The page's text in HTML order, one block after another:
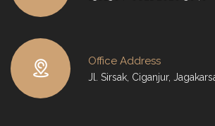
Office Address
Jl. Sirsak, Ciganjur,